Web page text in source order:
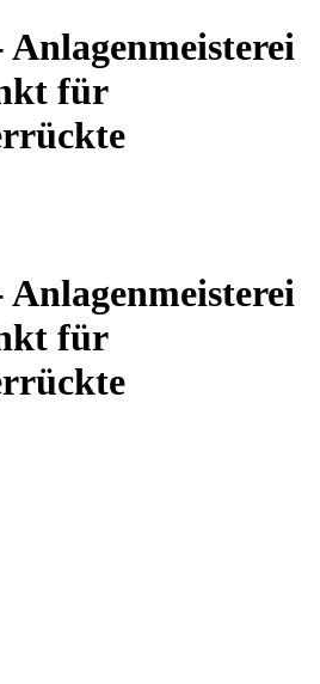
Anlagenmeisterei
für
Anlagenmeisterei
für